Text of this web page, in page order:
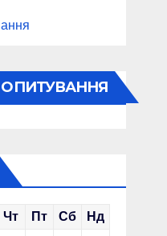
ОПИТУВАННЯ
Чт Пт Сб Нд